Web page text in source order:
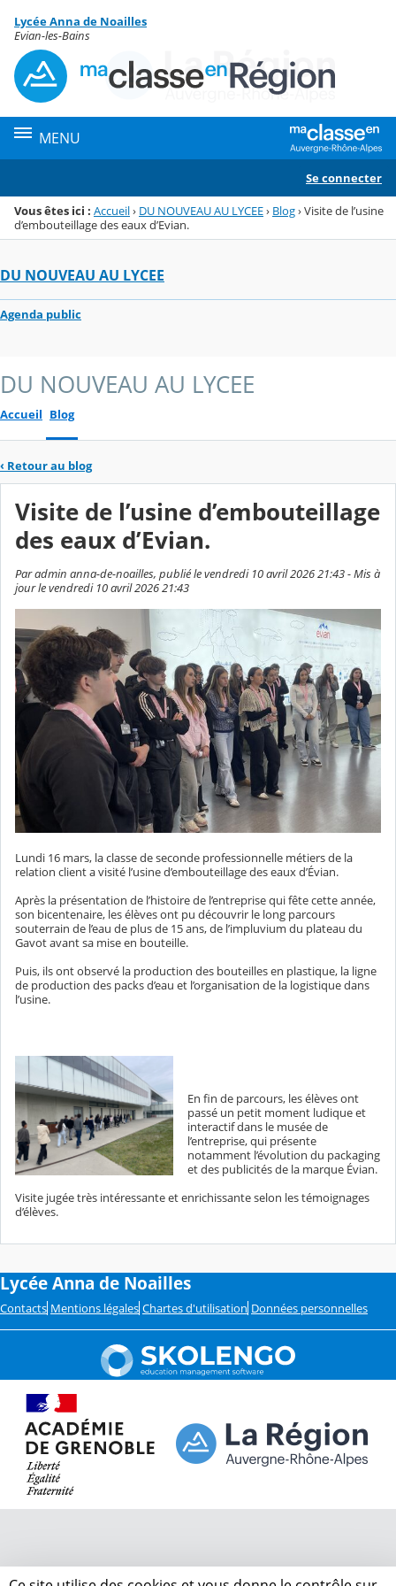
Menu de la rubrique
Contenu
Lycée Anna de Noailles
Evian-les-Bains
MENU
Se connecter
Vous êtes ici : Accueil› DU NOUVEAU AU LYCEE› Blog›Visite de l’usine
d’embouteillage des eaux d’Evian.
DU NOUVEAU AU LYCEE
Agenda public
DU NOUVEAU AU LYCEE
Accueil Blog
‹ Retour au blog
Visite de l’usine d’embouteillage
des eaux d’Evian.
Par admin anna-de-noailles, publié le vendredi 10 avril 2026 21:43 - Mis à
jour le vendredi 10 avril 2026 21:43
Lundi 16 mars, la classe de seconde professionnelle métiers de la
relation client a visité l’usine d’embouteillage des eaux d’Évian.
Après la présentation de l’histoire de l’entreprise qui fête cette année,
son bicentenaire, les élèves ont pu découvrir le long parcours
souterrain de l’eau de plus de 15 ans, de l’impluvium du plateau du
Gavot avant sa mise en bouteille.
Puis, ils ont observé la production des bouteilles en plastique, la ligne
de production des packs d’eau et l’organisation de la logistique dans
l’usine.
En fin de parcours, les élèves ont
passé un petit moment ludique et
interactif dans le musée de
l’entreprise, qui présente
notamment l’évolution du packaging
et des publicités de la marque Évian.
Visite jugée très intéressante et enrichissante selon les témoignages
d’élèves.
Lycée Anna de Noailles
Contacts Mentions légales Chartes d'utilisation Données personnelles